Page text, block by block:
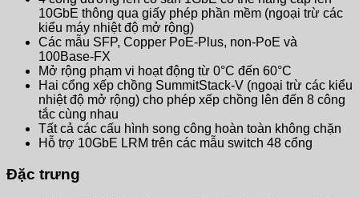
10GbE thông qua giấy phép phần mềm (ngoại trừ các
kiểu máy nhiệt độ mở rộng)
Các mẫu SFP, Copper PoE-Plus, non-PoE và
100Base-FX
Mở rộng phạm vi hoạt động từ 0°C đến 60°C
Hai cổng xếp chồng SummitStack-V (ngoại trừ các kiểu
nhiệt độ mở rộng) cho phép xếp chồng lên đến 8 công
tắc cùng nhau
Tất cả các cấu hình song công hoàn toàn không chặn
Hỗ trợ 10GbE LRM trên các mẫu switch 48 cổng
Đặc trưng